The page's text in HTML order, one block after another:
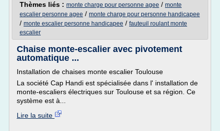
Thèmes liés : monte charge pour personne agee / monte
escalier personne agee / monte charge pour personne handicapee
/ monte escalier personne handicapee / fauteuil roulant monte
escalier
Chaise monte-escalier avec pivotement
automatique ...
Installation de chaises monte escalier Toulouse
La société Cap Handi est spécialisée dans l' installation de
monte-escaliers électriques sur Toulouse et sa région. Ce
système est à...
Lire la suite